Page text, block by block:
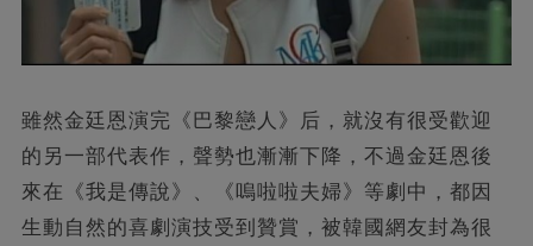
雖然金廷恩演完《巴黎戀人》后，就沒有很受歡迎
的另一部代表作，聲勢也漸漸下降，不過金廷恩後
來在《我是傳說》、《嗚啦啦夫婦》等劇中，都因
生動自然的喜劇演技受到贊賞，被韓國網友封為很